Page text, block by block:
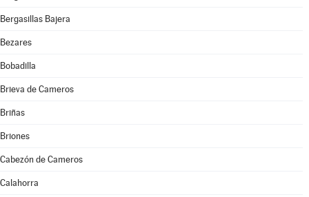
Bergasillas Bajera
Bezares
Bobadilla
Brieva de Cameros
Briñas
Briones
Cabezón de Cameros
Calahorra